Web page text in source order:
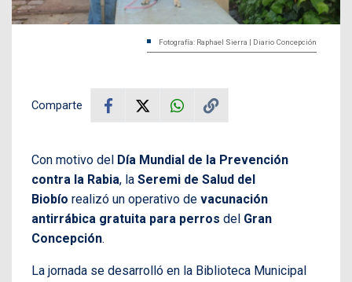
Fotografía: Raphael Sierra | Diario Concepción
Comparte
Con motivo del Día Mundial de la Prevención
contra la Rabia, la Seremi de Salud del
Biobío realizó un operativo de vacunación
antirrábica gratuita para perros del Gran
Concepción.
La jornada se desarrolló en la Biblioteca Municipal